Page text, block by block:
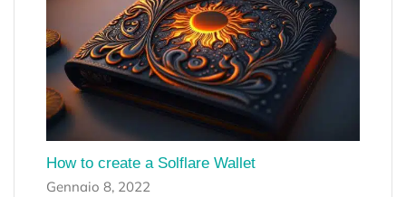
How to create a Solflare Wallet
Gennaio 8, 2022